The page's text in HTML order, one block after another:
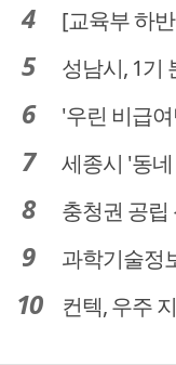
[교육부 하반기 업무계획]
성남시, 1기
'우린 비급여만'
세종시 '동네
충청권 공립 신규
과학기술정보연
컨텍, 우주 지상